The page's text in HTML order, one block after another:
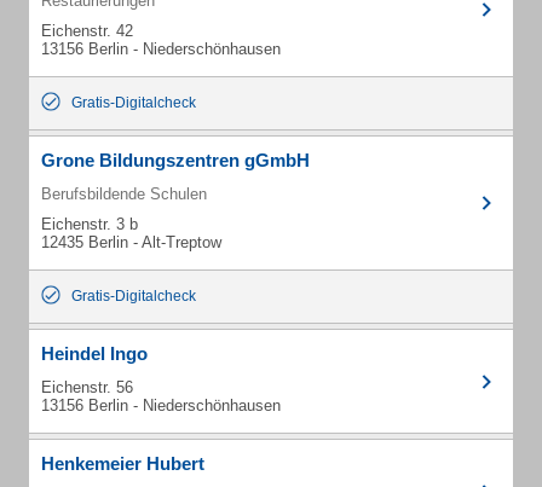
Eichenstr. 42
13156 Berlin - Niederschönhausen
Gratis-Digitalcheck
Grone Bildungszentren gGmbH
Berufsbildende Schulen
Eichenstr. 3 b
12435 Berlin - Alt-Treptow
Gratis-Digitalcheck
Heindel Ingo
Eichenstr. 56
13156 Berlin - Niederschönhausen
Henkemeier Hubert